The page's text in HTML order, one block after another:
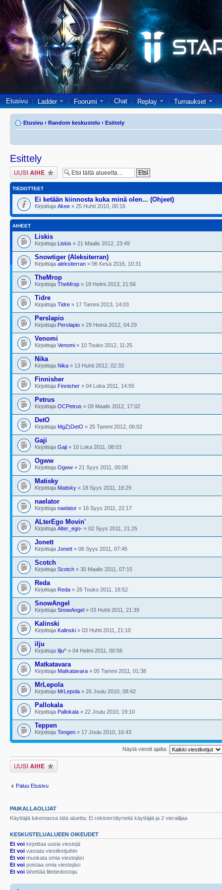
Etusivu Ladder Foorumi Chat Replay Turnaukset
Etusivu ‹ Random keskustelu ‹ Esittely
Esittely
Lähetä uusi viesti
TIEDOTTEET
Ei ketään kiinnosta kuka minä olen... (Ohjeet)
Kirjoittaja Akee » 25 Huhti 2010, 00:16
AIHEET
Liskis
Kirjoittaja Liskis » 21 Maalis 2012, 23:49
Snowtiger (Aleksiterran)
Kirjoittaja aleksiterran » 06 Kesä 2016, 10:31
TheMrop
Kirjoittaja TheMrop » 18 Helmi 2013, 21:56
Tidre
Kirjoittaja Tidre » 17 Tammi 2013, 14:03
Perslapio
Kirjoittaja Perslapio » 29 Heinä 2012, 04:29
Venomi
Kirjoittaja Venomi » 10 Touko 2012, 11:25
Nika
Kirjoittaja Nika » 13 Huhti 2012, 02:33
Finnisher
Kirjoittaja Finnisher » 04 Loka 2011, 14:55
Petrus
Kirjoittaja OCPetrus » 09 Maalis 2012, 17:02
DetO
Kirjoittaja MgZ)DetO » 25 Tammi 2012, 06:02
Gaji
Kirjoittaja Gaji » 10 Loka 2011, 08:03
Ogww
Kirjoittaja Ogww » 21 Syys 2011, 00:08
Matisky
Kirjoittaja Matisky » 18 Syys 2011, 18:29
naelator
Kirjoittaja naelator » 16 Syys 2011, 22:17
ALterEgo Movin'
Kirjoittaja Alter_ego- » 02 Syys 2011, 21:25
Jonett
Kirjoittaja Jonett » 06 Syys 2011, 07:45
Scotch
Kirjoittaja Scotch » 30 Maalis 2011, 07:15
Reda
Kirjoittaja Reda » 28 Touko 2011, 18:52
SnowAngel
Kirjoittaja SnowAngel » 03 Huhti 2011, 21:39
Kalinski
Kirjoittaja Kalinski » 03 Huhti 2011, 21:10
ilju
Kirjoittaja Ilju^ » 04 Helmi 2011, 00:56
Matkatavara
Kirjoittaja Matkatavara » 05 Tammi 2011, 01:38
MrLepola
Kirjoittaja MrLepola » 26 Joulu 2010, 08:42
Pallokala
Kirjoittaja Pallokala » 22 Joulu 2010, 19:10
Teppen
Kirjoittaja Tengen » 17 Joulu 2010, 16:43
Näytä viestit ajalta:
Lähetä uusi viesti
Paluu Etusivu
PAIKALLAOLIJAT
Käyttäjiä lukemassa tätä aluetta: Ei rekisteröityneitä käyttäjiä ja 2 vierailijaa
KESKUSTELUALUEEN OIKEUDET
Et voi kirjoittaa uusia viestejä
Et voi vastata viestiketjuihin
Et voi muokata omia viestejäsi
Et voi poistaa omia viestejäsi
Et voi lähettää liitetiedostoja.